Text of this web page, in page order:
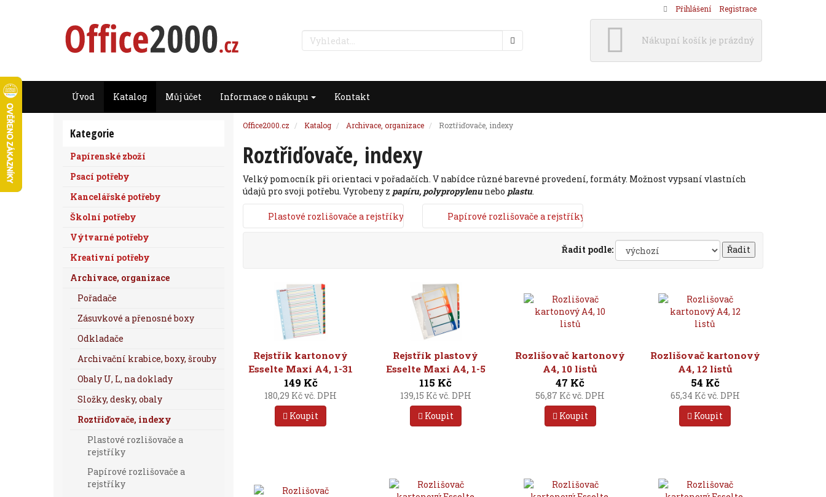
Nákupní košík je prázdný
Úvod Katalog Můj účet Informace o nákupu Kontakt
Office2000.cz Katalog Archivace, organizace Roztřiďovače, indexy
Roztřiďovače, indexy
Velký pomocník při orientaci v pořadačích. V nabídce různé barevné provedení, formáty. Možnost vypsaní vlastních
údajů pro svoji potřebu. Vyrobeny z papíru, polypropylenunebo plastu.
Plastové rozlišovače a rejstříky Papírové rozlišovače a rejstříky
Řadit podle:
Rejstřík kartonový
Esselte Maxi A4, 1-31
149 Kč
180,29 Kč vč. DPH
Koupit
Rejstřík plastový
Esselte Maxi A4, 1-5
115 Kč
139,15 Kč vč. DPH
Koupit
Rozlišovač kartonový
A4, 10 listů
47 Kč
56,87 Kč vč. DPH
Koupit
Rozlišovač kartonový
A4, 12 listů
54 Kč
65,34 Kč vč. DPH
Koupit
Kategorie
Papírenské zboží
Psací potřeby
Kancelářské potřeby
Školní potřeby
Výtvarné potřeby
Kreativní potřeby
Archivace, organizace
Pořadače
Zásuvkové a přenosné boxy
Odkladače
Archivační krabice, boxy, šrouby
Obaly U, L, na doklady
Složky, desky, obaly
Roztřiďovače, indexy
Plastové rozlišovače a
rejstříky
Papírové rozlišovače a
rejstříky
Přihlášení Registrace